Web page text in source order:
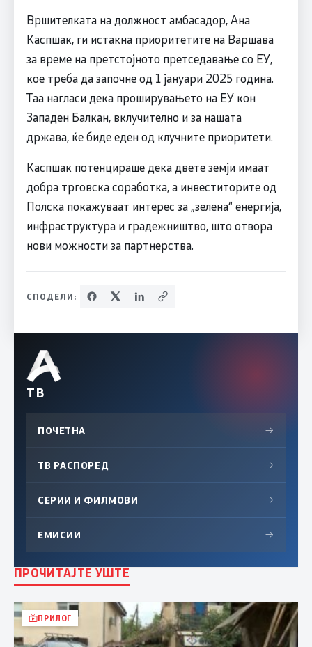
Вршителката на должност амбасадор, Ана
Каспшак, ги истакна приоритетите на Варшава
за време на претстојното претседавање со ЕУ,
кое треба да започне од 1 јануари 2025 година.
Таа нагласи дека проширувањето на ЕУ кон
Западен Балкан, вклучително и за нашата
држава, ќе биде еден од клучните приоритети.
Каспшак потенцираше дека двете земји имаат
добра трговска соработка, а инвеститорите од
Полска покажуваат интерес за „зелена“ енергија,
инфраструктура и градежништво, што отвора
нови можности за партнерства.
СПОДЕЛИ:
ТВ
ПОЧЕТНА →
ТВ РАСПОРЕД →
СЕРИИ И ФИЛМОВИ →
ЕМИСИИ →
ПРОЧИТАЈТЕ УШТЕ
ПРИЛОГ